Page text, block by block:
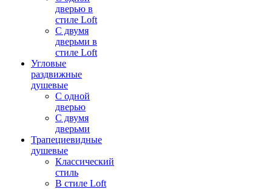
дверью в
стиле Loft
С двумя
дверьми в
стиле Loft
Угловые
раздвижные
душевые
С одной
дверью
С двумя
дверьми
Трапециевидные
душевые
Классический
стиль
В стиле Loft